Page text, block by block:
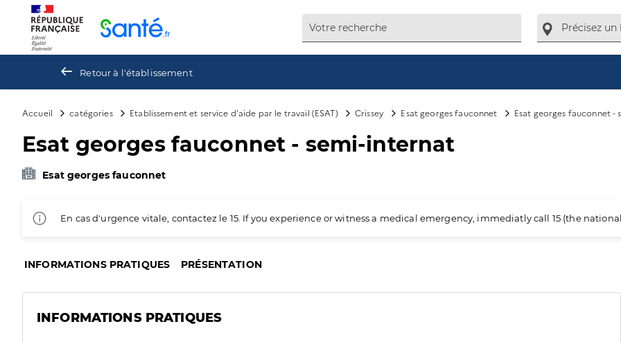
Retour à l'établissement
Accueil catégories Etablissement et service d'aide par le travail (ESAT) Crissey Esat georges fauconnet Esat georges fauconnet -
Esat georges fauconnet - semi-internat
Esat georges fauconnet
En cas d'urgence vitale, contactez le 15. If you experience or witness a medical emergency, immediatly call 15 (the
INFORMATIONS PRATIQUES PRÉSENTATION
INFORMATIONS PRATIQUES
Panneau de gestion des cookies